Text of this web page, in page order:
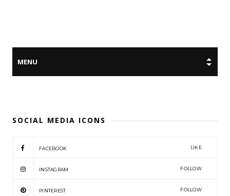
SOCIAL MEDIA ICONS
FACEBOOK LIKE
INSTAGRAM FOLLOW
PINTEREST FOLLOW